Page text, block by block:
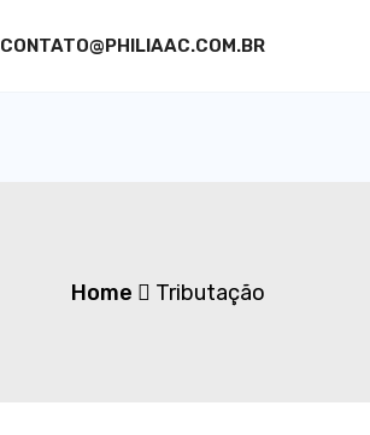
CONTATO@PHILIAAC.COM.BR
Home Tributação